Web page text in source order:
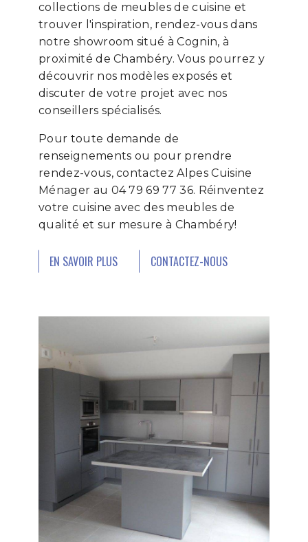
collections de meubles de cuisine et
trouver l'inspiration, rendez-vous dans
notre showroom situé à Cognin, à
proximité de Chambéry. Vous pourrez y
découvrir nos modèles exposés et
discuter de votre projet avec nos
conseillers spécialisés.
Pour toute demande de
renseignements ou pour prendre
rendez-vous, contactez Alpes Cuisine
Ménager au 04 79 69 77 36. Réinventez
votre cuisine avec des meubles de
qualité et sur mesure à Chambéry!
EN SAVOIR PLUS CONTACTEZ-NOUS